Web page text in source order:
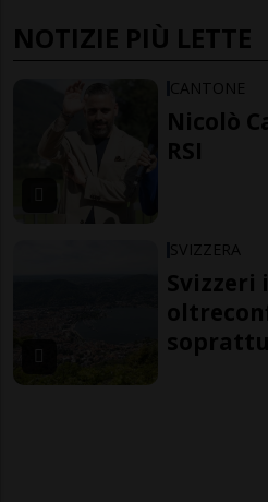
NOTIZIE PIÙ LETTE
CANTONE
Nicolò
RSI
SVIZZERA
Svizzeri